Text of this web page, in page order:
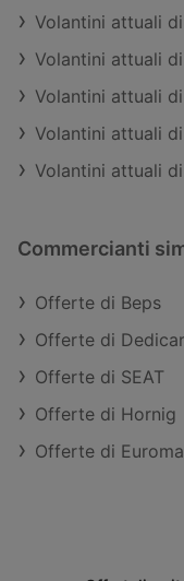
Volantini attuali
Volantini attuali
Volantini attuali
Volantini attuali
Volantini attuali
Commercianti
Offerte di Beps
Offerte di Dedicar
Offerte di SEAT
Offerte di Hornig
Offerte di